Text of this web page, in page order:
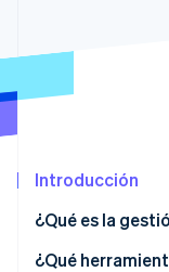
Prevención de
Constitución de
Identity
Introducción
¿Qué es la
¿Qué